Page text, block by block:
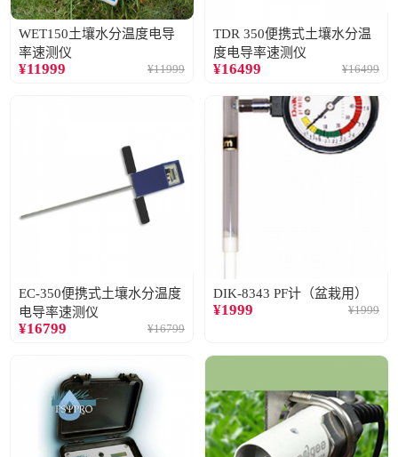
WET150土壤水分温度电导
率速测仪
¥11999 ¥11999
TDR 350便携式土壤水分温
度电导率速测仪
¥16499 ¥16499
EC-350便携式土壤水分温度
电导率速测仪
¥16799 ¥16799
DIK-8343 PF计（盆栽用）
¥1999 ¥1999